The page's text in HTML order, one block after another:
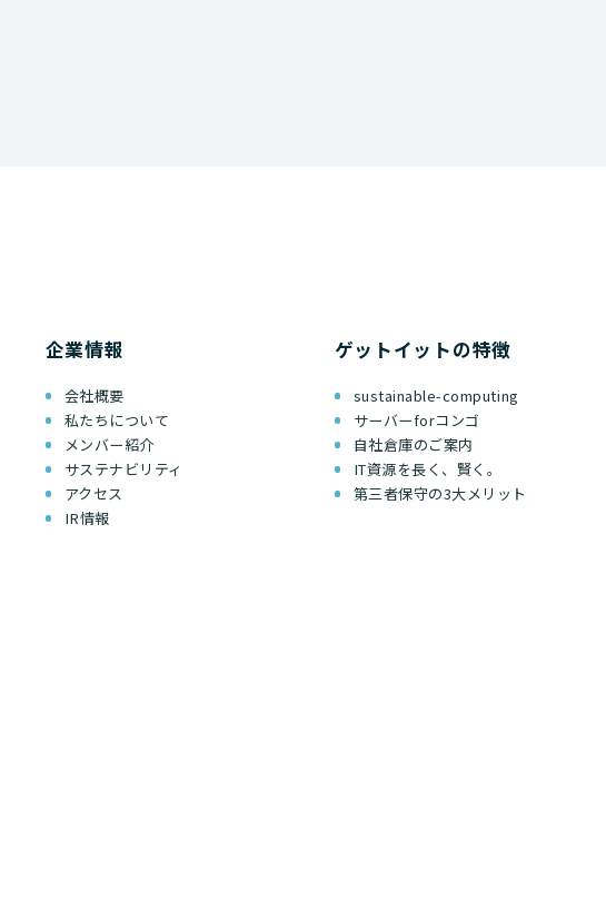
企業情報
会社概要
私たちについて
メンバー紹介
サステナビリティ
アクセス
IR情報
ゲットイットの特徴
sustainable-computing
サーバーforコンゴ
自社倉庫のご案内
IT資源を長く、賢く。
第三者保守の3大メリット